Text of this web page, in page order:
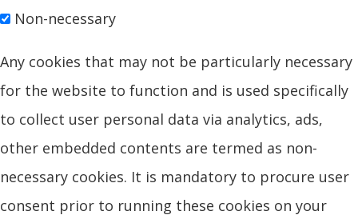
Non-necessary
Any cookies that may not be particularly necessary
for the website to function and is used specifically
to collect user personal data via analytics, ads,
other embedded contents are termed as non-
necessary cookies. It is mandatory to procure user
consent prior to running these cookies on your